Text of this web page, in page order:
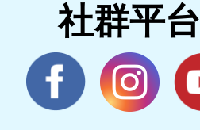
社群平台